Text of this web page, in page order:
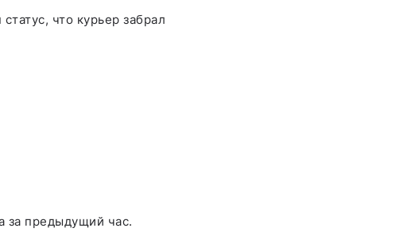
что курьер забрал
за предыдущий час.